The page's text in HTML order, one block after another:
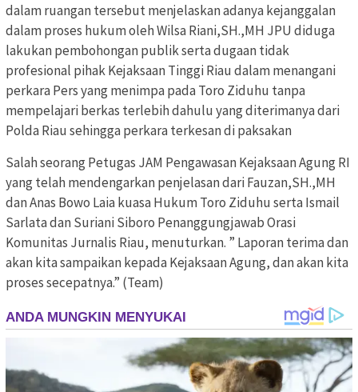
dalam ruangan tersebut menjelaskan adanya kejanggalan
dalam proses hukum oleh Wilsa Riani,SH.,MH JPU diduga
lakukan pembohongan publik serta dugaan tidak
profesional pihak Kejaksaan Tinggi Riau dalam menangani
perkara Pers yang menimpa pada Toro Ziduhu tanpa
mempelajari berkas terlebih dahulu yang diterimanya dari
Polda Riau sehingga perkara terkesan di paksakan
Salah seorang Petugas JAM Pengawasan Kejaksaan Agung RI
yang telah mendengarkan penjelasan dari Fauzan,SH.,MH
dan Anas Bowo Laia kuasa Hukum Toro Ziduhu serta Ismail
Sarlata dan Suriani Siboro Penanggungjawab Orasi
Komunitas Jurnalis Riau, menuturkan. ” Laporan terima dan
akan kita sampaikan kepada Kejaksaan Agung, dan akan kita
proses secepatnya.” (Team)